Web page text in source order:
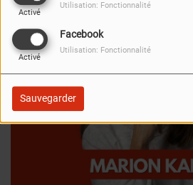
Activé
Utilisation: Fonctionnalité
Facebook
Activé
Utilisation: Fonctionnalité
Sauvegarder